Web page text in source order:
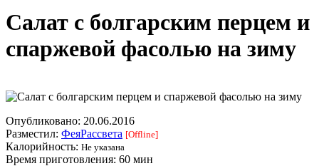
Салат с болгарским перцем и
спаржевой фасолью на зиму
Опубликовано: 20.06.2016
Разместил: ФеяРассвета [Offline]
Калорийность: Не указана
Время приготовления: 60 мин